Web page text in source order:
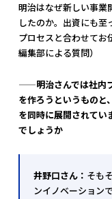
明治はなぜ新しい事業
したのか。出資にも
プロセスと合わせて
編集部による質問）
——明治さんでは社内
を作ろうというものと
を同時に展開されてい
でしょうか
井野口さん： そも
ンイノベーション